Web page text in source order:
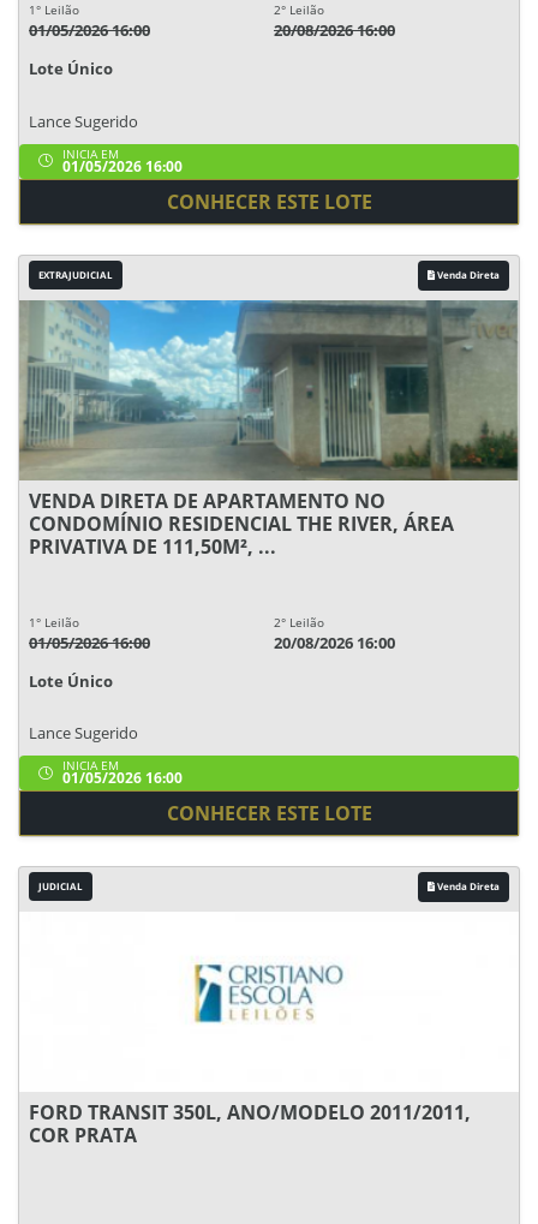
1° Leilão
01/05/2026 16:00
2° Leilão
20/08/2026 16:00
Lote Único
Lance Sugerido
INICIA EM
01/05/2026 16:00
CONHECER ESTE LOTE
EXTRAJUDICIAL Venda Direta
VENDA DIRETA DE APARTAMENTO NO
CONDOMÍNIO RESIDENCIAL THE RIVER, ÁREA
PRIVATIVA DE 111,50M², ...
1° Leilão
01/05/2026 16:00
2° Leilão
20/08/2026 16:00
Lote Único
Lance Sugerido
INICIA EM
01/05/2026 16:00
CONHECER ESTE LOTE
JUDICIAL Venda Direta
FORD TRANSIT 350L, ANO/MODELO 2011/2011,
COR PRATA